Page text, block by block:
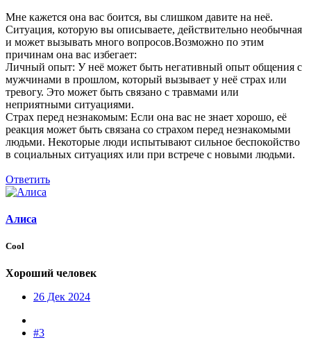
Мне кажется она вас боится, вы слишком давите на неё.
Ситуация, которую вы описываете, действительно необычная
и может вызывать много вопросов.Возможно по этим
причинам она вас избегает:
Личный опыт: У неё может быть негативный опыт общения с
мужчинами в прошлом, который вызывает у неё страх или
тревогу. Это может быть связано с травмами или
неприятными ситуациями.
Страх перед незнакомым: Если она вас не знает хорошо, её
реакция может быть связана со страхом перед незнакомыми
людьми. Некоторые люди испытывают сильное беспокойство
в социальных ситуациях или при встрече с новыми людьми.
Ответить
Алиса
Cool
Хороший человек
26 Дек 2024
#3